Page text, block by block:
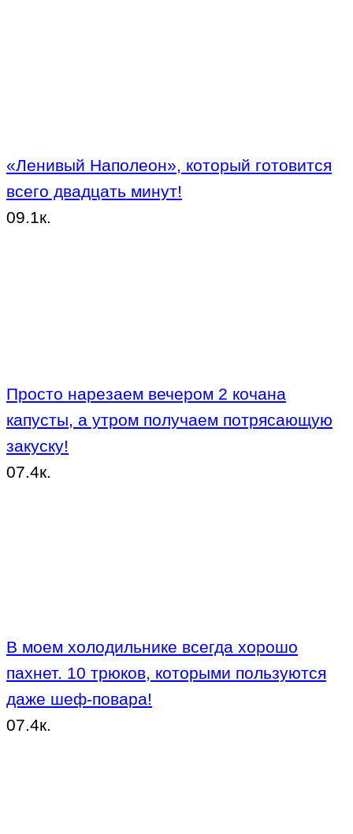
«Ленивый Наполеон», который готовится
всего двадцать минут!
09.1к.
Просто нарезаем вечером 2 кочана
капусты, а утром получаем потрясающую
закуску!
07.4к.
В моем холодильнике всегда хорошо
пахнет. 10 трюков, которыми пользуются
даже шеф-повара!
07.4к.